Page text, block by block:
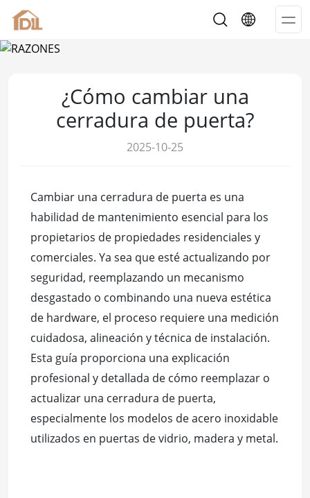
¿Cómo cambiar una
cerradura de puerta?
2025-10-25
Cambiar una cerradura de puerta es una
habilidad de mantenimiento esencial para los
propietarios de propiedades residenciales y
comerciales. Ya sea que esté actualizando por
seguridad, reemplazando un mecanismo
desgastado o combinando una nueva estética
de hardware, el proceso requiere una medición
cuidadosa, alineación y técnica de instalación.
Esta guía proporciona una explicación
profesional y detallada de cómo reemplazar o
actualizar una cerradura de puerta,
especialmente los modelos de acero inoxidable
utilizados en puertas de vidrio, madera y metal.